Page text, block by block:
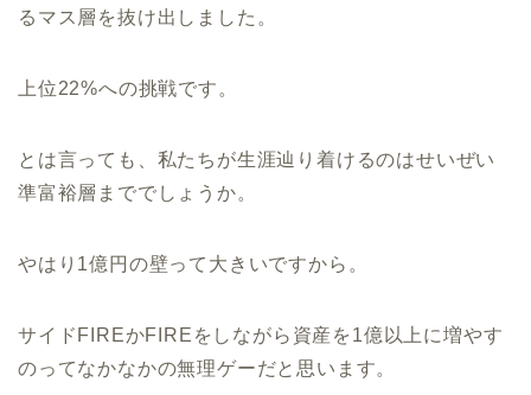
るマス層を抜け出しました。
上位22%への挑戦です。
とは言っても、私たちが生涯辿り着けるのはせいぜい
準富裕層まででしょうか。
やはり1億円の壁って大きいですから。
サイドFIREかFIREをしながら資産を1億以上に増やす
のってなかなかの無理ゲーだと思います。